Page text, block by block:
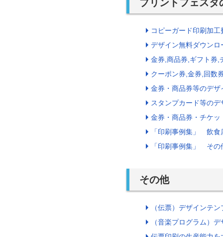
プリントフェスタ
コピーガード印刷加
デザイン無料ダウンロ
金券,商品券,ギフト券,
クーポン券,金券,回数
金券・商品券等のデ
スタンプカード等の
金券・商品券・チケ
「印刷事例集」 飲食
「印刷事例集」 その
その他
（伝票）デザインテ
（音楽プログラム）